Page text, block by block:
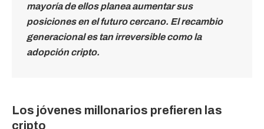
mayoría de ellos planea aumentar sus
posiciones en el futuro cercano. El recambio
generacional es tan irreversible como la
adopción cripto.
Los jóvenes millonarios prefieren las
cripto